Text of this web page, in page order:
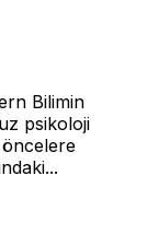
Bilimin
psikoloji
öncelere